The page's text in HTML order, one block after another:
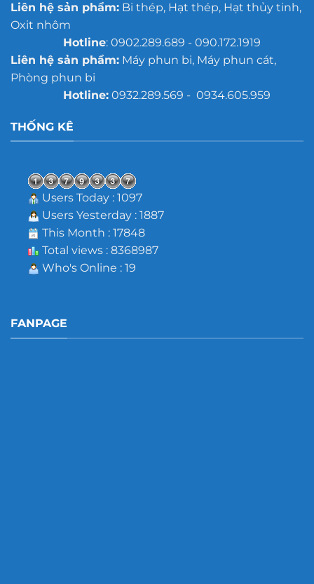
Liên hệ sản phẩm:Bi thép, Hạt thép, Hạt thủy tinh,
Oxit nhôm
Hotline: 0902.289.689 - 090.172.1919
Liên hệ sản phẩm:Máy phun bi, Máy phun cát,
Phòng phun bi
Hotline:0932.289.569 - 0934.605.959
THỐNG KÊ
Users Today : 1097
Users Yesterday : 1887
This Month : 17848
Total views : 8368987
Who's Online : 19
FANPAGE